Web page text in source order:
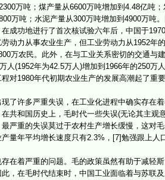
万吨；煤产量从6600万吨增加到4.48亿吨
万吨；水泥产量从300万吨增加到4900万吨
成功地进行了首次核试验六年后，中国于
动力从事农业生产，但工业劳动力从1952年
万农民。此外，在与工业关系密切的交通
人(1952年为42.5万人)增加到1966年的250
对1980年代初期农业生产的发展高潮起了重
许多严重失误，在工业化进程中确实存在着
共和国历史上，毛时代一些失误(无论其主
严重的失误莫过于农村生产增长缓慢，这对
产量年平均增长速度只有2.3%，[7]勉强跟上
着严重的问题。毛的政策虽然有助于减轻斯
，在毛时代结束时，中国工业面临着与苏联